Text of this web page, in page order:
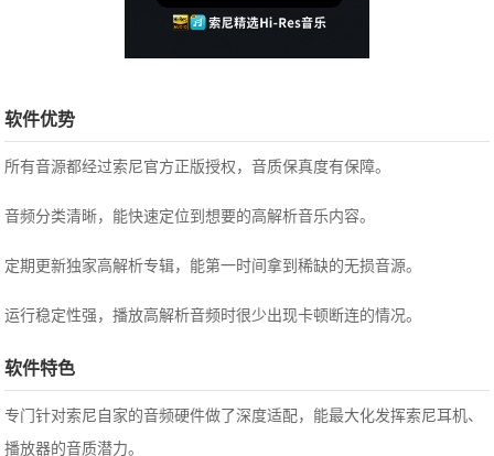
软件优势
所有音源都经过索尼官方正版授权，音质保真度有保障。
音频分类清晰，能快速定位到想要的高解析音乐内容。
定期更新独家高解析专辑，能第一时间拿到稀缺的无损音源。
运行稳定性强，播放高解析音频时很少出现卡顿断连的情况。
软件特色
专门针对索尼自家的音频硬件做了深度适配，能最大化发挥索尼耳机、
播放器的音质潜力。